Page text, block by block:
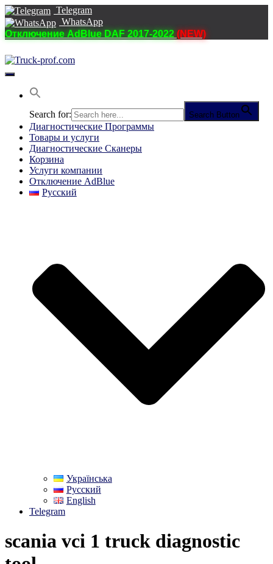
Telegram
WhatsApp
Отключение AdBlue DAF 2017-2022 (NEW)
Переключить
навигацию
Search for: Search Button
Диагностические Программы
Товары и услуги
Диагностические Сканеры
Корзина
Услуги компании
Отключение AdBlue
Русский
Українська
Русский
English
Telegram
scania vci 1 truck diagnostic